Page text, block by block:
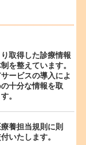
取得した診療情報
を整えています。
ービスの導入によ
十分な情報を取
。
養担当規則に則
いたします。